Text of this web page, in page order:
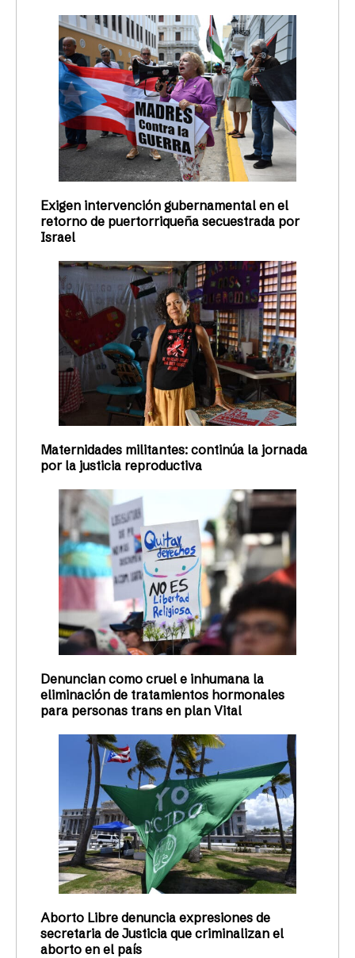
Exigen intervención gubernamental en el
retorno de puertorriqueña secuestrada por
Israel
Maternidades militantes: continúa la jornada
por la justicia reproductiva
Denuncian como cruel e inhumana la
eliminación de tratamientos hormonales
para personas trans en plan Vital
Aborto Libre denuncia expresiones de
secretaria de Justicia que criminalizan el
aborto en el país